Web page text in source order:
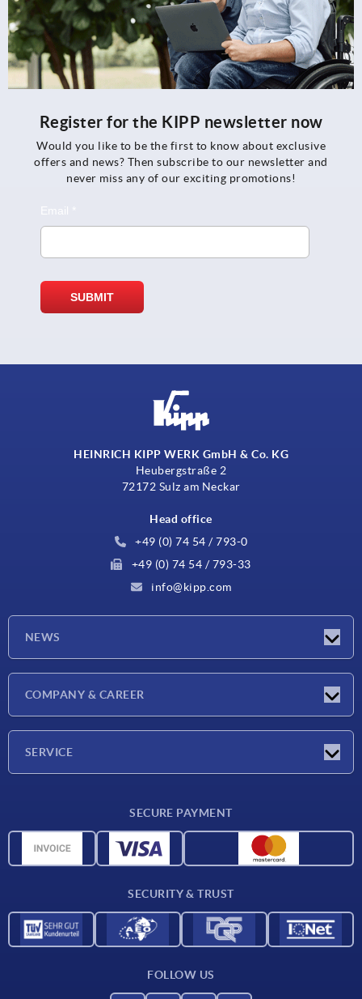
Register for the KIPP newsletter now
Would you like to be the first to know about exclusive
offers and news? Then subscribe to our newsletter and
never miss any of our exciting promotions!
HEINRICH KIPP WERK GmbH & Co. KG
Heubergstraße 2
72172 Sulz am Neckar
Head office
+49 (0) 74 54 / 793-0
+49 (0) 74 54 / 793-33
info@kipp.com
NEWS
Press Reports
COMPANY & CAREER
SERVICE
Material overview
SECURE PAYMENT
SECURITY & TRUST
FOLLOW US